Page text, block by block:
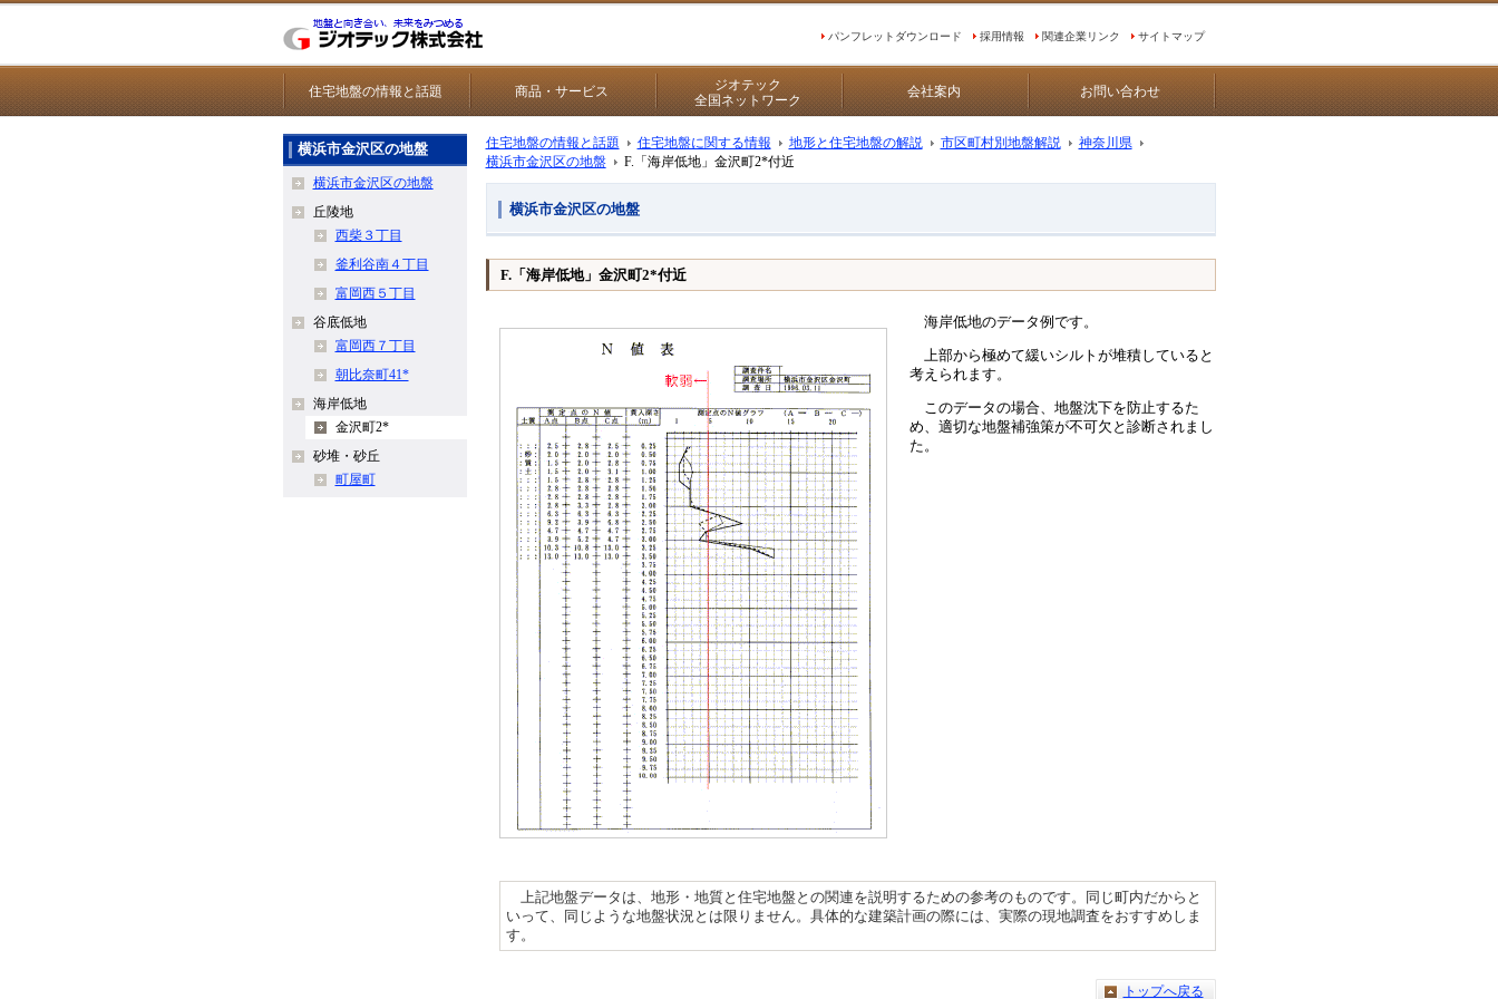
パンフレットダウンロード 採用情報 関連企業リンク サイトマップ
住宅地盤の情報と話題 商品・サービス
ジオテック
全国ネットワーク
会社案内 お問い合わせ
住宅地盤の情報と話題 住宅地盤に関する情報 地形と住宅地盤の解説 市区町村別地盤解説
神奈川県
横浜市金沢区の地盤
F.「海岸低地」金沢町2*付近
横浜市金沢区の地盤
F.「海岸低地」金沢町2*付近
海岸低地のデータ例です。
上部から極めて緩いシルトが堆積していると
考えられます。
このデータの場合、地盤沈下を防止するた
め、適切な地盤補強策が不可欠と診断されまし
た。
上記地盤データは、地形・地質と住宅地盤との関連を説明するための参考のものです。同じ町内だからと
いって、同じような地盤状況とは限りません。具体的な建築計画の際には、実際の現地調査をおすすめしま
す。
トップへ戻る
横浜市金沢区の地盤
横浜市金沢区の地盤
丘陵地
西柴３丁目
釜利谷南４丁目
富岡西５丁目
谷底低地
富岡西７丁目
朝比奈町41*
海岸低地
金沢町2*
砂堆・砂丘
町屋町